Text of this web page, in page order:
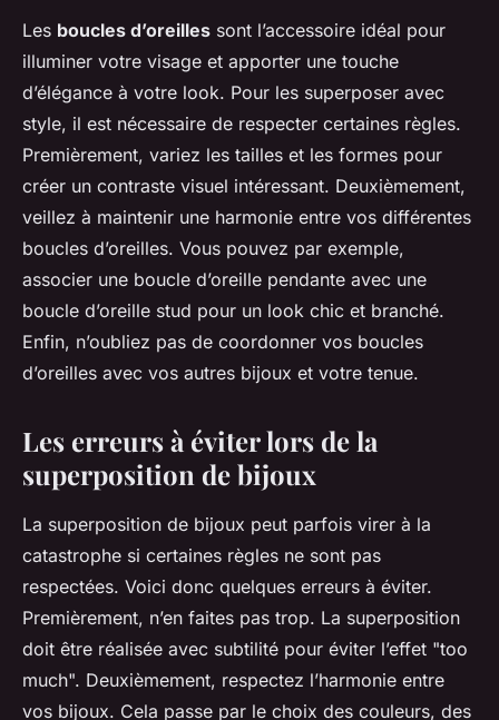
Les boucles d’oreilles sont l’accessoire idéal pour
illuminer votre visage et apporter une touche
d’élégance à votre look. Pour les superposer avec
style, il est nécessaire de respecter certaines règles.
Premièrement, variez les tailles et les formes pour
créer un contraste visuel intéressant. Deuxièmement,
veillez à maintenir une harmonie entre vos différentes
boucles d’oreilles. Vous pouvez par exemple,
associer une boucle d’oreille pendante avec une
boucle d’oreille stud pour un look chic et branché.
Enfin, n’oubliez pas de coordonner vos boucles
d’oreilles avec vos autres bijoux et votre tenue.
Les erreurs à éviter lors de la
superposition de bijoux
La superposition de bijoux peut parfois virer à la
catastrophe si certaines règles ne sont pas
respectées. Voici donc quelques erreurs à éviter.
Premièrement, n’en faites pas trop. La superposition
doit être réalisée avec subtilité pour éviter l’effet "too
much". Deuxièmement, respectez l’harmonie entre
vos bijoux. Cela passe par le choix des couleurs, des